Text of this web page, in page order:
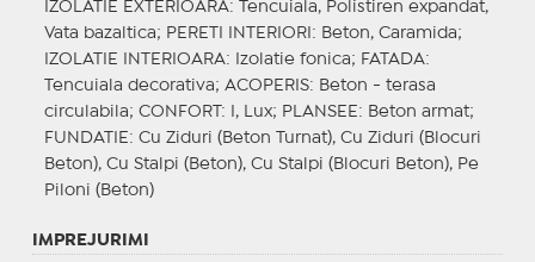
IZOLATIE EXTERIOARA: Tencuiala, Polistiren expandat,
Vata bazaltica; PERETI INTERIORI : Beton, Caramida;
IZOLATIE INTERIOARA: Izolatie fonica; FATADA:
Tencuiala decorativa; ACOPERIS: Beton - terasa
circulabila; CONFORT : I, Lux; PLANSEE : Beton armat;
FUNDATIE : Cu Ziduri (Beton Turnat), Cu Ziduri (Blocuri
Beton), Cu Stalpi (Beton), Cu Stalpi (Blocuri Beton), Pe
Piloni (Beton)
IMPREJURIMI